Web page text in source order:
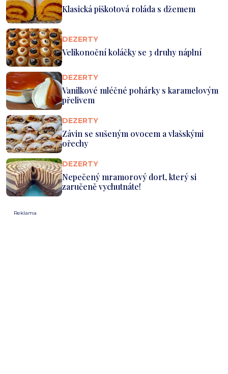
Klasická piškotová roláda s džemem
DEZERTY
Velikonoční koláčky se 3 druhy náplní
DEZERTY
Vanilkové mléčné pohárky s karamelovým
přelivem
DEZERTY
Závin se sušeným ovocem a vlašskými
ořechy
DEZERTY
Nepečený mramorový dort, který si
zaručeně vychutnáte!
Reklama